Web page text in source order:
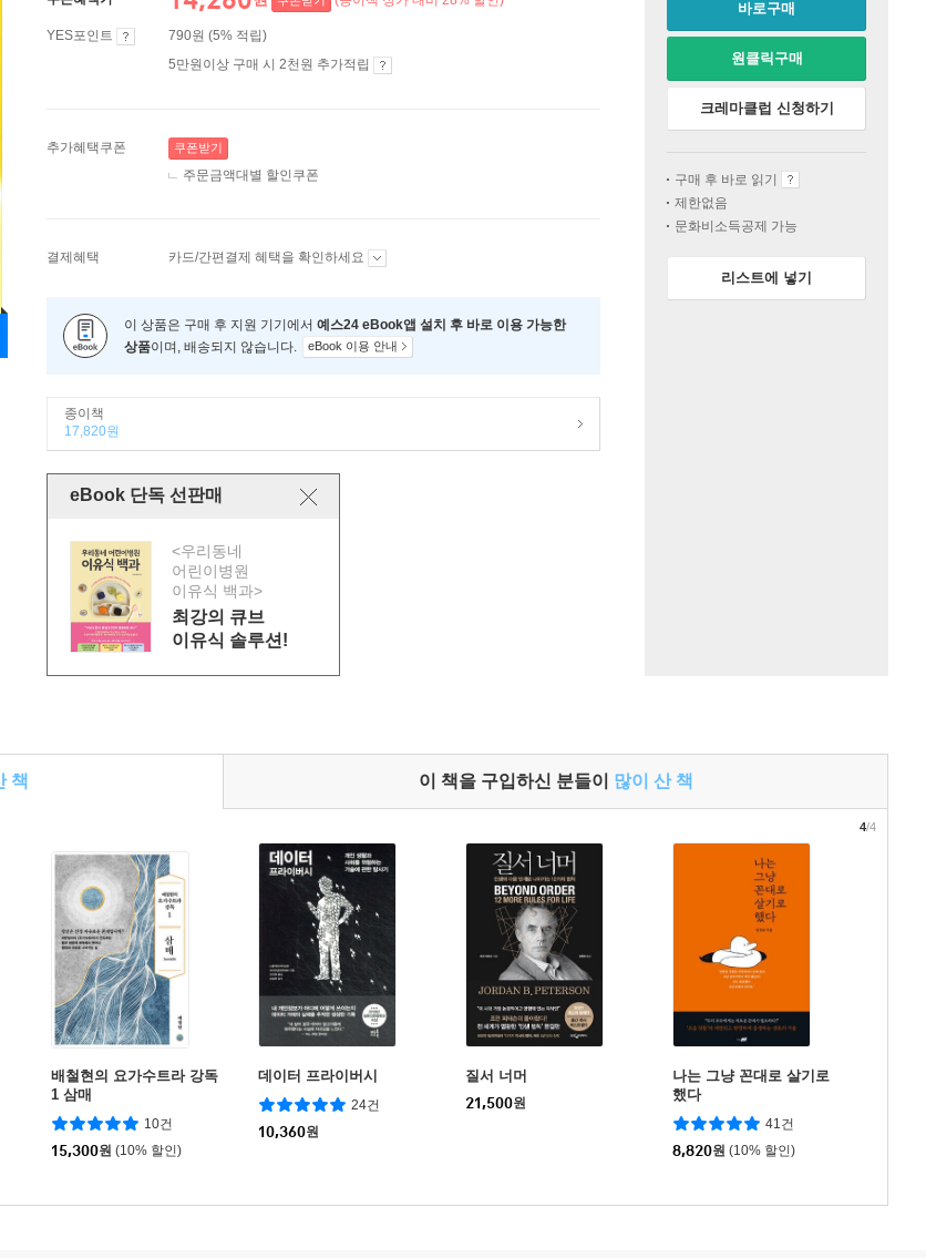
YES포인트
790원 (5% 적립)
5만원이상 구매 시 2천원 추가적립
추가혜택쿠폰 쿠폰받기
주문금액대별 할인쿠폰
결제혜택 카드/간편결제 혜택을 확인하세요
이 상품은 구매 후 지원 기기에서 예스24 eBook앱 설치 후 바로 이용 가능한
상품이며, 배송되지 않습니다. eBook 이용 안내
종이책
17,820원
eBook 단독 선판매
<우리동네
어린이병원
이유식 백과>
최강의 큐브
이유식 솔루션!
바로구매
원클릭구매
크레마클럽 신청하기
구매 후 바로 읽기
제한없음
문화비소득공제 가능
리스트에 넣기
책 이 책을 구입하신 분들이 많이 산 책
배철현의 요가수트라 강독
1 삼매
10건
15,300원 (10% 할인)
데이터 프라이버시
24건
10,360원
질서 너머
21,500원
나는 그냥 꼰대로 살기로
했다
41건
8,820원 (10% 할인)
4/4